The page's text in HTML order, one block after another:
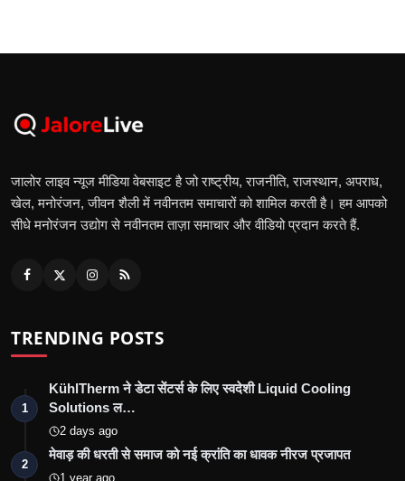
जालोर लाइव न्यूज मीडिया वेबसाइट है जो राष्ट्रीय, राजनीति, राजस्थान, अपराध,
खेल, मनोरंजन, जीवन शैली में नवीनतम समाचारों को शामिल करती है। हम आपको
सीधे मनोरंजन उद्योग से नवीनतम ताज़ा समाचार और वीडियो प्रदान करते हैं.
TRENDING POSTS
1
KühlTherm ने डेटा सेंटर्स के लिए स्वदेशी Liquid Cooling
Solutions ल…
2 days ago
2
मेवाड़ की धरती से समाज को नई क्रांति का धावक नीरज प्रजापत
1 year ago